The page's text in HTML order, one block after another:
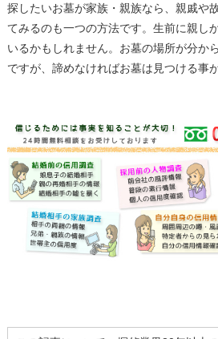
探したいお墓が家族・親族なら、親戚や
てみるのも一つの方法です。生前に親し
いるかもしれません。お墓の場所が分か
ですが、諦めなければお墓は見つける事